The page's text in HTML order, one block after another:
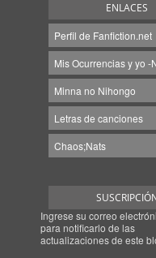
ENLACES
Perfil de Fanfiction.net
Mis Ocurrencias y yo -
Minna no Nihongo
Letras de canciones
Chaos;Nats
Ingrese su correo
para notificarlo de las
actualizaciones de este